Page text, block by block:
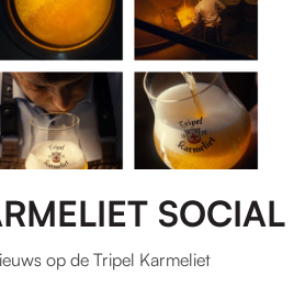
SOCIAL
op de Tripel Karmeliet